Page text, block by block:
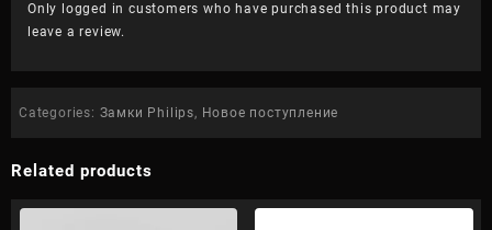
Only logged in customers who have purchased this product may
leave a review.
Categories: Замки Philips, Новое поступление
Related products